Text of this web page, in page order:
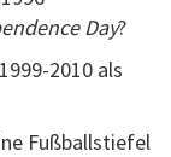
Day?
2010 als
Fußballstiefel